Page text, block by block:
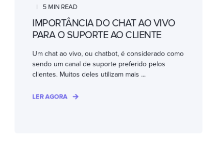
5 MIN READ
IMPORTÂNCIA DO CHAT AO VIVO
PARA O SUPORTE AO CLIENTE
Um chat ao vivo, ou chatbot, é considerado como
sendo um canal de suporte preferido pelos
clientes. Muitos deles utilizam mais ...
LER AGORA